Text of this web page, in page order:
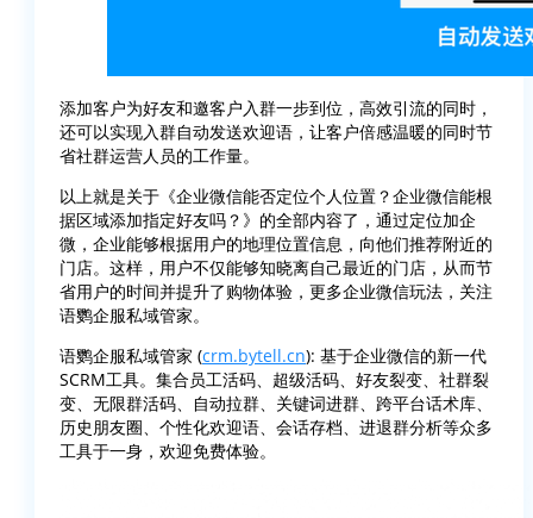
添加客户为好友和邀客户入群一步到位，高效引流的同时，
还可以实现入群自动发送欢迎语，让客户倍感温暖的同时节
省社群运营人员的工作量。
以上就是关于《企业微信能否定位个人位置？企业微信能根
据区域添加指定好友吗？》的全部内容了，通过定位加企
微，企业能够根据用户的地理位置信息，向他们推荐附近的
门店。这样，用户不仅能够知晓离自己最近的门店，从而节
省用户的时间并提升了购物体验，更多企业微信玩法，关注
语鹦企服私域管家。
语鹦企服私域管家 (crm.bytell.cn): 基于企业微信的新一代
SCRM工具。集合员工活码、超级活码、好友裂变、社群裂
变、无限群活码、自动拉群、关键词进群、跨平台话术库、
历史朋友圈、个性化欢迎语、会话存档、进退群分析等众多
工具于一身，欢迎免费体验。